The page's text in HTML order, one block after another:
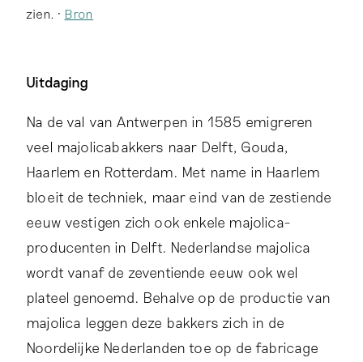
zien. • Bron
Uitdaging
Na de val van Antwerpen in 1585 emigreren
veel majolicabakkers naar Delft, Gouda,
Haarlem en Rotterdam. Met name in Haarlem
bloeit de techniek, maar eind van de zestiende
eeuw vestigen zich ook enkele majolica-
producenten in Delft. Nederlandse majolica
wordt vanaf de zeventiende eeuw ook wel
plateel genoemd. Behalve op de productie van
majolica leggen deze bakkers zich in de
Noordelijke Nederlanden toe op de fabricage